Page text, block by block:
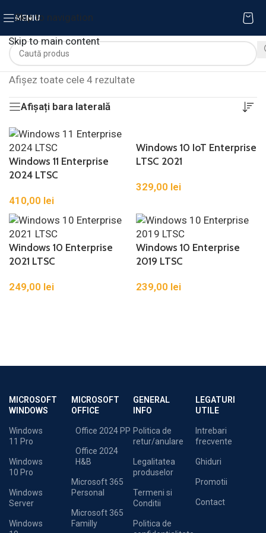
Skip to navigation
Skip to main content
MENIU
Afișez toate cele 4 rezultate
Afișați bara laterală
Windows 11 Enterprise
2024 LTSC
410,00 lei
Windows 10 IoT Enterprise
LTSC 2021
329,00 lei
Windows 10 Enterprise
2021 LTSC
249,00 lei
Windows 10 Enterprise
2019 LTSC
239,00 lei
MICROSOFT
WINDOWS
Windows
11 Pro
Windows
10 Pro
Windows
Server
Windows
MICROSOFT
OFFICE
Office 2024 PP
Office 2024
H&B
Microsoft 365
Personal
Microsoft 365
Familly
GENERAL
INFO
Politica de
retur/anulare
Legalitatea
produselor
Termeni si
Conditii
Politica de
LEGATURI
UTILE
Intrebari
frecvente
Ghiduri
Promotii
Contact